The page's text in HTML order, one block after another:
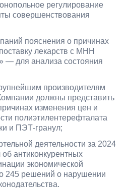
регулирование
совершенствования
пояснения о причинах
лекарств с МНН
— для анализа состояния
производителям
должны представить
изменения цен и
полиэтилентерефталата
и ПЭТ-гранул;
деятельности за 2024
антиконкурентных
экономической
245 решений о нарушении